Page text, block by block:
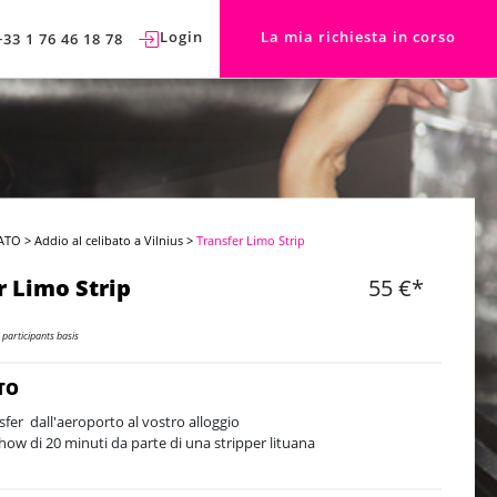
1 76 46 18 78 Login La mia richiesta in corso
>Addio al celibato a Vilnius >Transfer Limo Strip
Limo Strip 55 €*
basis
dall'aeroporto al vostro alloggio
di 20 minuti da parte di una stripper lituana